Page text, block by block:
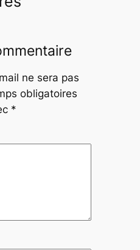
ne sera pas
obligatoires
*